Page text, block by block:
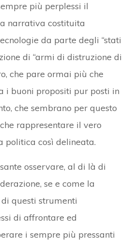
più perplessi il
narrativa costituita
da parte degli “stati
di “armi di distruzione di
che pare ormai più che
i buoni propositi pur posti in
che sembrano per questo
rappresentare il vero
politica così delineata.
osservare, al di là di
se e come la
questi strumenti
di affrontare ed
i sempre più pressanti